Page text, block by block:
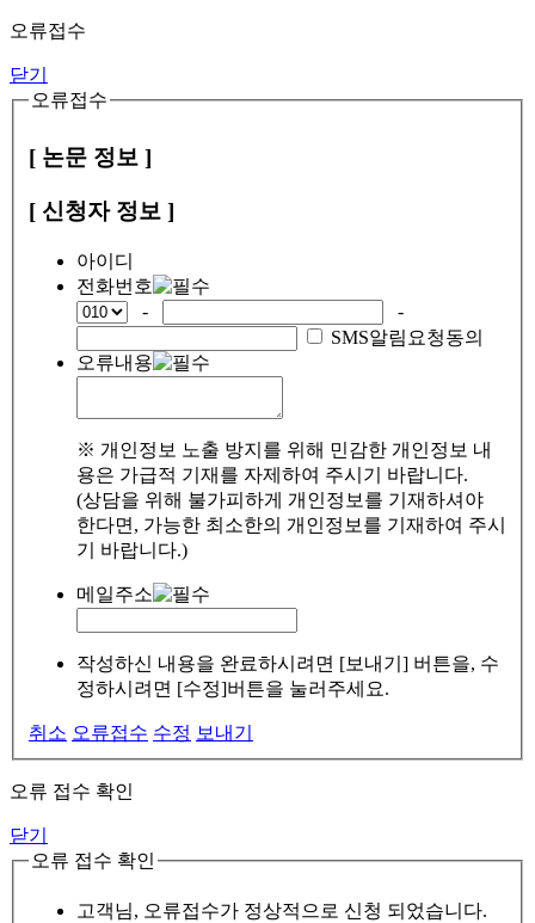
오류접수
닫기
오류접수
[ 논문 정보 ]
[ 신청자 정보 ]
아이디
전화번호
-
-
SMS알림요청동의
오류내용
※ 개인정보 노출 방지를 위해 민감한 개인정보 내
용은 가급적 기재를 자제하여 주시기 바랍니다.
(상담을 위해 불가피하게 개인정보를 기재하셔야
한다면, 가능한 최소한의 개인정보를 기재하여 주시
기 바랍니다.)
메일주소
작성하신 내용을 완료하시려면 [보내기] 버튼을, 수
정하시려면 [수정]버튼을 눌러주세요.
취소 오류접수 수정 보내기
오류 접수 확인
닫기
오류 접수 확인
고객님, 오류접수가 정상적으로 신청 되었습니다.